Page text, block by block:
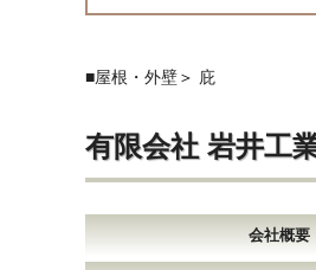
■屋根・外壁＞ 庇
有限会社 岩井工
会社概要